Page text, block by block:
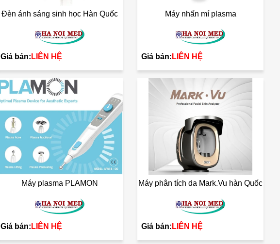
Đèn ánh sáng sinh học Hàn Quốc
Giá bán: LIÊN HỆ
Máy nhấn mí plasma
Giá bán: LIÊN HỆ
Máy plasma PLAMON
Giá bán: LIÊN HỆ
Máy phân tích da Mark.Vu hàn Quốc
Giá bán: LIÊN HỆ